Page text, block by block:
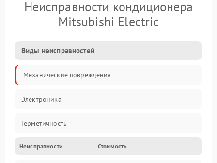
Неисправности кондиционера
Mitsubishi Electric
Виды неисправностей
Механические повреждения
Электроника
Герметичность
Механика
Неисправности Стоимость